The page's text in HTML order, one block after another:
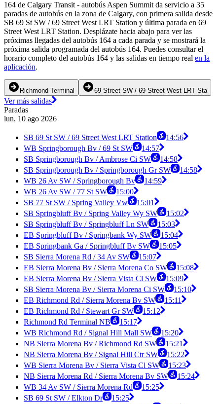
164 de Calgary Transit - autobús Aspen Summit da servicio a 35
paradas de autobús en la zona de Calgary, con primera salida desde
SB 69 St SW / 69 Street West LRT Station y última parada en 69
Street West LRT Station. Desplázate hacia abajo para ver las
próximas llegadas del autobús 164 a cada parada y se mostrará la
próxima salida programada del autobús 164. Puedes consultar el
horario completo del autobús 164 y las salidas en tiempo real en la
aplicación.
Richmond Terminal 69 Street SW / 69 Street West LRT Sta
Ver más salidas
Paradas
lun, 10 ago 2026
SB 69 St SW / 69 Street West LRT Station
14:56
WB Springborough Bv / 69 St SW
14:57
SB Springborough Bv / Ambrose Ci SW
14:58
SB Springborough Bv / Springborough Gr SW
14:58
WB 26 Av SW / Springborough Bv
14:59
WB 26 Av SW / 77 St SW
15:00
SB 77 St SW / Spring Valley Vw
15:01
SB Springbluff Bv / Spring Valley Wy SW
15:02
SB Springbluff Bv / Springbluff Ln SW
15:03
EB Springbluff Bv / Springbank Wy SW
15:04
EB Springbank Ga / Springbluff Bv SW
15:05
SB Sierra Morena Rd / 34 Av SW
15:07
EB Sierra Morena Bv / Sierra Morena Co SW
15:08
EB Sierra Morena Bv / Sierra Vista Cl SW
15:09
SB Sierra Morena Bv / Sierra Morena Ci SW
15:10
EB Richmond Rd / Sierra Morena Bv SW
15:11
EB Richmond Rd / Stewart Gr SW
15:12
Richmond Rd Terminal NB
15:17
WB Richmond Rd / Signal Hill Mall SW
15:20
NB Sierra Morena Bv / Richmond Rd SW
15:21
NB Sierra Morena Bv / Signal Hill Ctr SW
15:22
WB Sierra Morena Bv / Sierra Vista Cl SW
15:23
NB Sierra Morena Rd / Sierra Morena Bv SW
15:24
WB 34 Av SW / Sierra Morena Rd
15:25
SB 69 St SW / Elkton Dr
15:25